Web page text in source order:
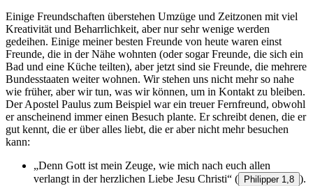
Einige Freundschaften überstehen Umzüge und Zeitzonen mit viel
Kreativität und Beharrlichkeit, aber nur sehr wenige werden
gedeihen. Einige meiner besten Freunde von heute waren einst
Freunde, die in der Nähe wohnten (oder sogar Freunde, die sich ein
Bad und eine Küche teilten), aber jetzt sind sie Freunde, die mehrere
Bundesstaaten weiter wohnen. Wir stehen uns nicht mehr so nahe
wie früher, aber wir tun, was wir können, um in Kontakt zu bleiben.
Der Apostel Paulus zum Beispiel war ein treuer Fernfreund, obwohl
er anscheinend immer einen Besuch plante. Er schreibt denen, die er
gut kennt, die er über alles liebt, die er aber nicht mehr besuchen
kann:
„Denn Gott ist mein Zeuge, wie mich nach euch allen
verlangt in der herzlichen Liebe Jesu Christi“ ( Philipper 1,8 ).